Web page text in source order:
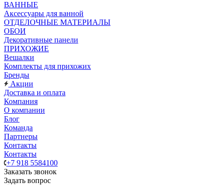
ВАННЫЕ
Аксессуары для ванной
ОТДЕЛОЧНЫЕ МАТЕРИАЛЫ
ОБОИ
Декоративные панели
ПРИХОЖИЕ
Вешалки
Комплекты для прихожих
Бренды
Акции
Доставка и оплата
Компания
О компании
Блог
Команда
Партнеры
Контакты
Контакты
+7 918 5584100
Заказать звонок
Задать вопрос